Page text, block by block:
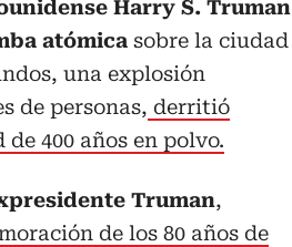
Harry S. Truman
atómica sobre la ciudad
una explosión
de personas, derritió
400 años en polvo.
Truman,
de los 80 años de